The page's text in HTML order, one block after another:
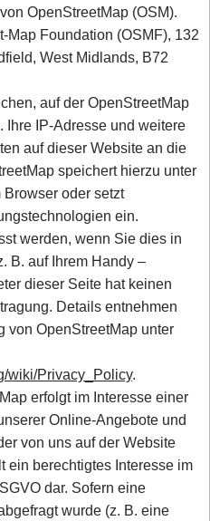
OpenStreetMap (OSM).
Foundation (OSMF), 132
West Midlands, B72
auf der OpenStreetMap
IP-Adresse und weitere
auf dieser Website an die
speichert hierzu unter
oder setzt
ein.
werden, wenn Sie dies in
B. auf Ihrem Handy –
dieser Seite hat keinen
Details entnehmen
von OpenStreetMap unter
wiki/Privacy_Policy.
erfolgt im Interesse einer
Online-Angebote und
von uns auf der Website
ein berechtigtes Interesse im
dar. Sofern eine
wurde (z. B. eine